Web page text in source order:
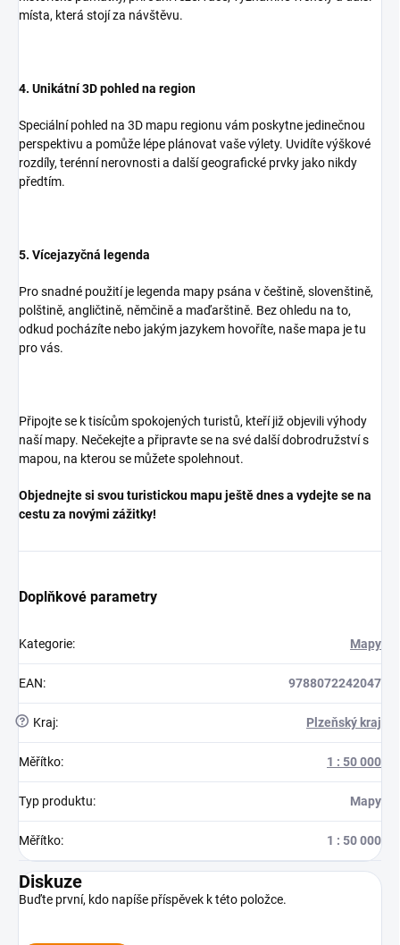
místa, která stojí za návštěvu.
4. Unikátní 3D pohled na region
Speciální pohled na 3D mapu regionu vám poskytne jedinečnou
perspektivu a pomůže lépe plánovat vaše výlety. Uvidíte výškové
rozdíly, terénní nerovnosti a další geografické prvky jako nikdy
předtím.
5. Vícejazyčná legenda
Pro snadné použití je legenda mapy psána v češtině, slovenštině,
polštině, angličtině, němčině a maďarštině. Bez ohledu na to,
odkud pocházíte nebo jakým jazykem hovoříte, naše mapa je tu
pro vás.
Připojte se k tisícům spokojených turistů, kteří již objevili výhody
naší mapy. Nečekejte a připravte se na své další dobrodružství s
mapou, na kterou se můžete spolehnout.
Objednejte si svou turistickou mapu ještě dnes a vydejte se na
cestu za novými zážitky!
Doplňkové parametry
Kategorie: Mapy
EAN: 9788072242047
? Kraj: Plzeňský kraj
Měřítko: 1 : 50 000
Typ produktu: Mapy
Měřítko: 1 : 50 000
Diskuze
Buďte první, kdo napíše příspěvek k této položce.